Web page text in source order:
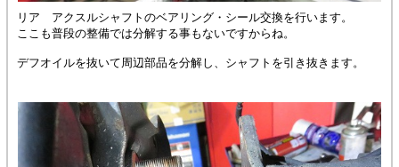
リア アクスルシャフトのベアリング・シール交換を行います。
ここも普段の整備では分解する事もないですからね。
デフオイルを抜いて周辺部品を分解し、シャフトを引き抜きます。